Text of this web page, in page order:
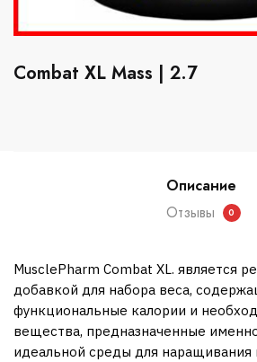
Combat XL Mass | 2.7
Описание
Отзывы
0
MusclePharm Combat XL. является
добавкой для набора веса,
функциональные калории и
вещества, предназначенные
идеальной среды для